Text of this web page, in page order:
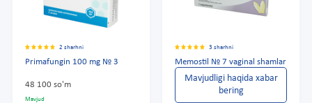
2 sharhni
Primafungin 100 mg № 3
48 100 so'm
Mavjud
3 sharhni
Memostil № 7 vaginal shamlar
Mavjudligi haqida xabar
bering